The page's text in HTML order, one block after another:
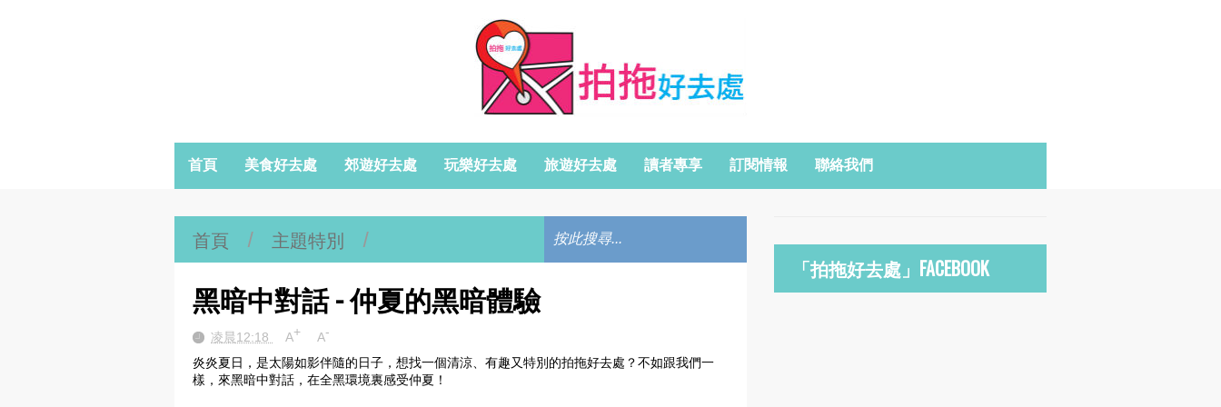
首頁 美食好去處 郊遊好去處 玩樂好去處 旅遊好去處 讀者專享 訂閱情報 聯絡我們
首頁 / 主題特別 /
黑暗中對話 - 仲夏的黑暗體驗
凌晨12:18 A+ A-
炎炎夏日，是太陽如影伴隨的日子，想找一個清涼、 有趣又特別的拍拖好去處？不如跟我們一
樣，來黑暗中對話， 在全黑環境裏感受仲夏！
「拍拖好去處」FACEBOOK